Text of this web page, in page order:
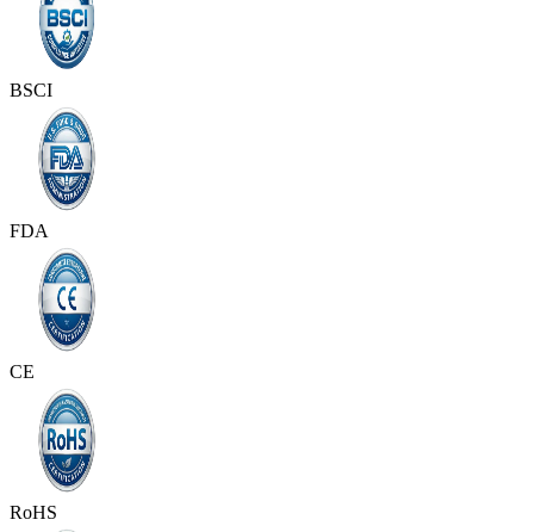
BSCI
FDA
CE
RoHS